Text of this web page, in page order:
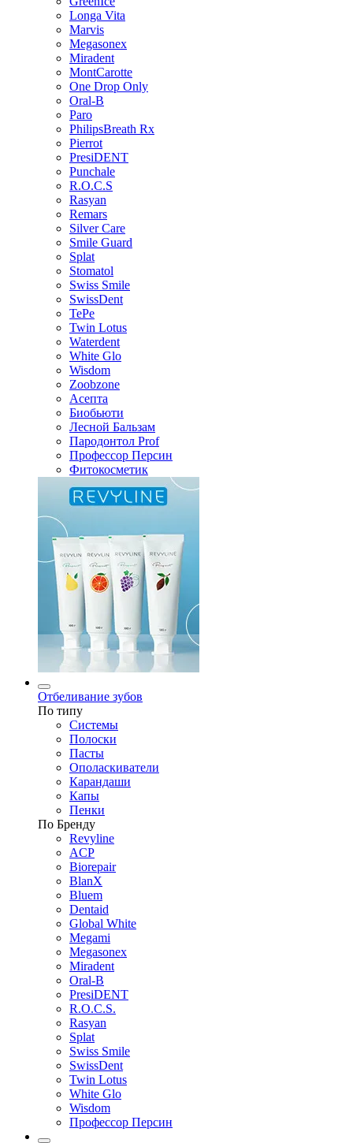
Longa Vita
Marvis
Megasonex
Miradent
MontCarotte
One Drop Only
Oral-B
Paro
PhilipsBreath Rx
Pierrot
PresiDENT
Punchale
R.O.C.S
Rasyan
Remars
Silver Care
Smile Guard
Splat
Stomatol
Swiss Smile
SwissDent
TePe
Twin Lotus
Waterdent
White Glo
Wisdom
Zoobzone
Асепта
Биобьюти
Лесной Бальзам
Пародонтол Prof
Профессор Персин
Фитокосметик
Отбеливание зубов
По типу
Системы
Полоски
Пасты
Ополаскиватели
Карандаши
Капы
Пенки
По Бренду
Revyline
ACP
Biorepair
BlanX
Bluem
Dentaid
Global White
Megami
Megasonex
Miradent
Oral-B
PresiDENT
R.O.C.S.
Rasyan
Splat
Swiss Smile
SwissDent
Twin Lotus
White Glo
Wisdom
Профессор Персин